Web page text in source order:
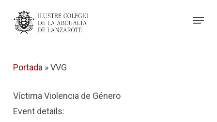
Menu
Portada »VVG
Víctima Violencia de Género
Event details: